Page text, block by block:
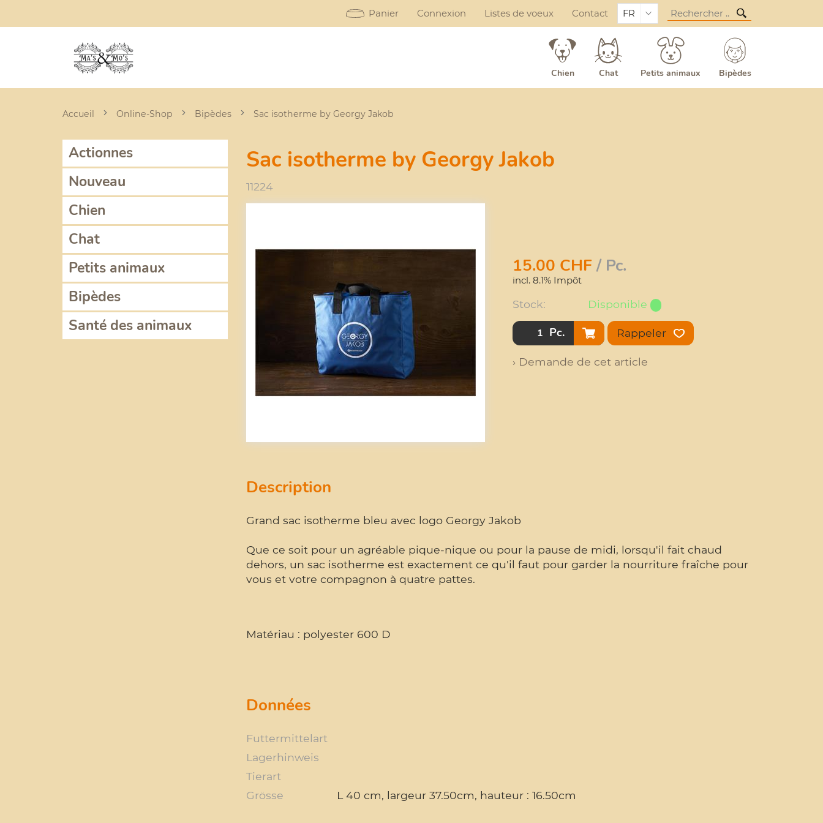
Panier Connexion Listes de voeux Contact FR
Chien Chat Petits animaux Bipèdes
Accueil Online-Shop Bipèdes Sac isotherme by Georgy Jakob
Actionnes
Nouveau
Chien
Chat
Petits animaux
Bipèdes
Santé des animaux
Sac isotherme by Georgy Jakob
11224
15.00 CHF/ Pc.
incl. 8.1% Impôt
Stock: Disponible
Pc. Rappeler
› Demande de cet article
Description
Grand sac isotherme bleu avec logo Georgy Jakob
Que ce soit pour un agréable pique-nique ou pour la pause de midi, lorsqu'il fait chaud
dehors, un sac isotherme est exactement ce qu'il faut pour garder la nourriture fraîche pour
vous et votre compagnon à quatre pattes.
Matériau : polyester 600 D
Données
Futtermittelart
Lagerhinweis
Tierart
Grösse
L 40 cm, largeur 37.50cm, hauteur : 16.50cm